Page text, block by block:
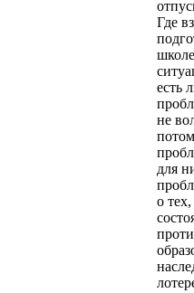
Где
есть
не
для
о